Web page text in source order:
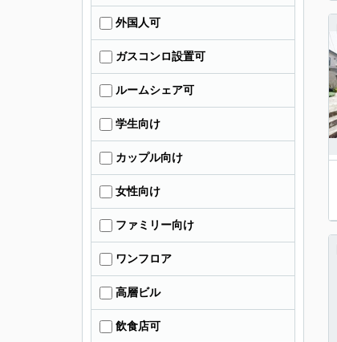
外国人可
ガスコンロ設置可
ルームシェア可
学生向け
カップル向け
女性向け
ファミリー向け
ワンフロア
高層ビル
飲食店可